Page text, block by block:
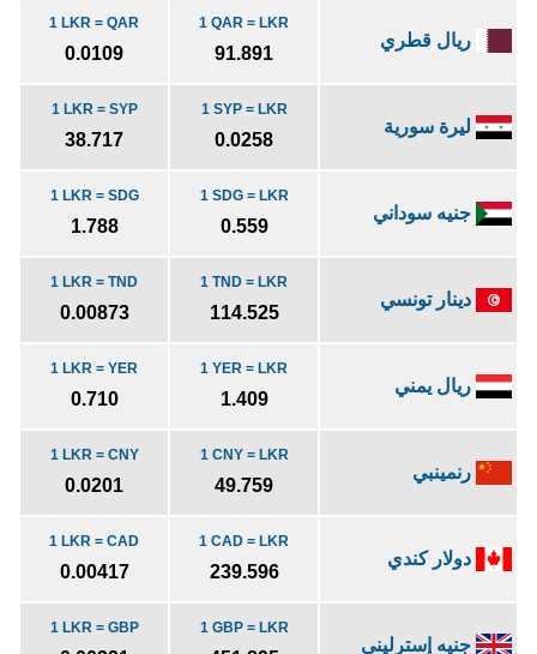
ريال قطري
1 QAR = LKR
91.891
1 LKR = QAR
0.0109
ليرة سورية
1 SYP = LKR
0.0258
1 LKR = SYP
38.717
جنيه سوداني
1 SDG = LKR
0.559
1 LKR = SDG
1.788
دينار تونسي
1 TND = LKR
114.525
1 LKR = TND
0.00873
ريال يمني
1 YER = LKR
1.409
1 LKR = YER
0.710
رنمينبي
1 CNY = LKR
49.759
1 LKR = CNY
0.0201
دولار كندي
1 CAD = LKR
239.596
1 LKR = CAD
0.00417
جنيه إسترليني
1 GBP = LKR
1 LKR = GBP